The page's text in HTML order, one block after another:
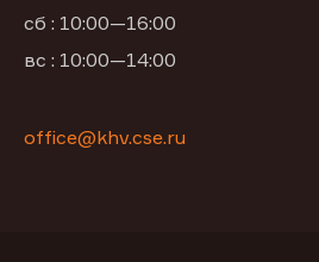
сб : 10:00—16:00
вс : 10:00—14:00
office@khv.cse.ru